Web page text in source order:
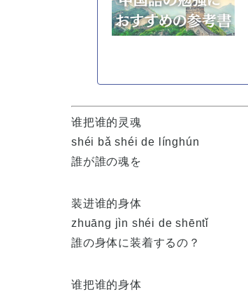
谁把谁的灵魂
shéi bǎ shéi de línghún
誰が誰の魂を
装进谁的身体
zhuāng jìn shéi de shēntǐ
誰の身体に装着するの？
谁把谁的身体